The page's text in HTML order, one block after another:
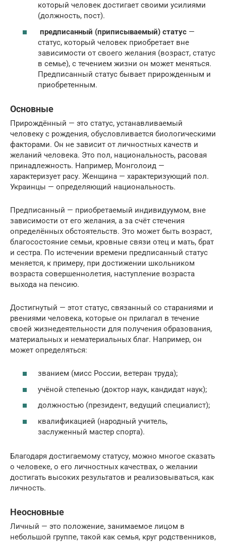
который человек достигает своими усилиями
(должность, пост).
предписанный (приписываемый) статус —
статус, который человек приобретает вне
зависимости от своего желания (возраст, статус
в семье), с течением жизни он может меняться.
Предписанный статус бывает прирожденным и
приобретенным.
Основные
Прирождённый — это статус, устанавливаемый
человеку с рождения, обусловливается биологическими
факторами. Он не зависит от личностных качеств и
желаний человека. Это пол, национальность, расовая
принадлежность. Например, Монголоид —
характеризует расу. Женщина — характеризующий пол.
Украинцы — определяющий национальность.
Предписанный — приобретаемый индивидуумом, вне
зависимости от его желания, а за счёт стечения
определённых обстоятельств. Это может быть возраст,
благосостояние семьи, кровные связи отец и мать, брат
и сестра. По истечении времени предписанный статус
меняется, к примеру, при достижении школьником
возраста совершеннолетия, наступление возраста
выхода на пенсию.
Достигнутый — этот статус, связанный со стараниями и
рвениями человека, которые он прилагал в течение
своей жизнедеятельности для получения образования,
материальных и нематериальных благ. Например, он
может определяться:
званием (мисс России, ветеран труда);
учёной степенью (доктор наук, кандидат наук);
должностью (президент, ведущий специалист);
квалификацией (народный учитель,
заслуженный мастер спорта).
Благодаря достигаемому статусу, можно многое сказать
о человеке, о его личностных качествах, о желании
достигать высоких результатов и реализовываться, как
личность.
Неосновные
Личный — это положение, занимаемое лицом в
небольшой группе, такой как семья, круг родственников,